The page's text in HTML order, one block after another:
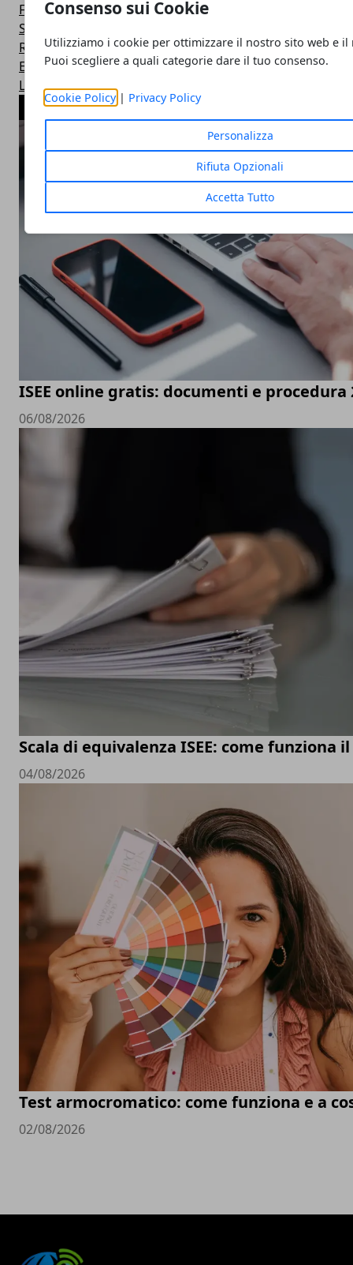
Consenso sui Cookie
Utilizziamo i cookie per ottimizzare il nostro sito web e il
Puoi scegliere a quali categorie dare il tuo consenso.
Cookie Policy| Privacy Policy
Personalizza
Rifiuta Opzionali
Accetta Tutto
Fisco e Tasse
Spettacoli e Gossip
Ricerche e Nuove Scoperte
Esteri
Lotterie ed Estrazioni
ARTICOLI POPOLARI
ISEE online gratis: documenti e procedura
06/08/2026
Scala di equivalenza ISEE: come funziona
04/08/2026
Test armocromatico: come funziona e a
02/08/2026